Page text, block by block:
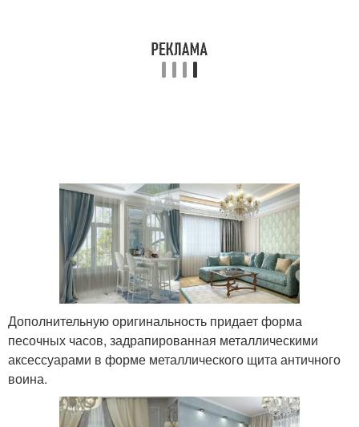
Дополнительную оригинальность придает форма
песочных часов, задрапированная металлическими
аксессуарами в форме металлического щита античного
воина.